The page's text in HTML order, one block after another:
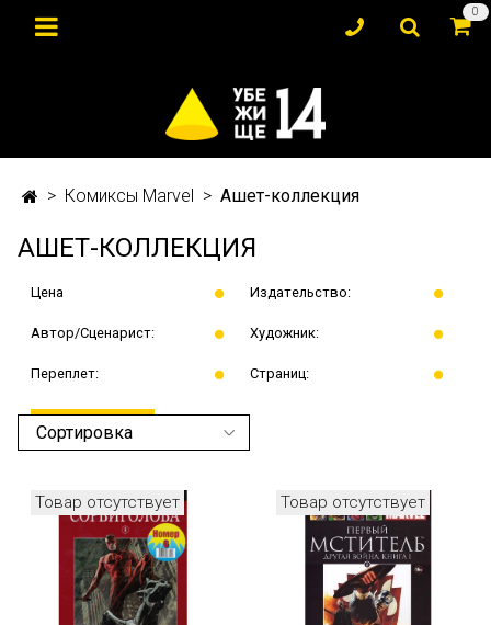
0
Комиксы Marvel Ашет-коллекция
АШЕТ-КОЛЛЕКЦИЯ
Цена Издательство:
Автор/Сценарист: Художник:
Переплет: Страниц:
ПРИМЕНИТЬ
Товар отсутствует Товар отсутствует